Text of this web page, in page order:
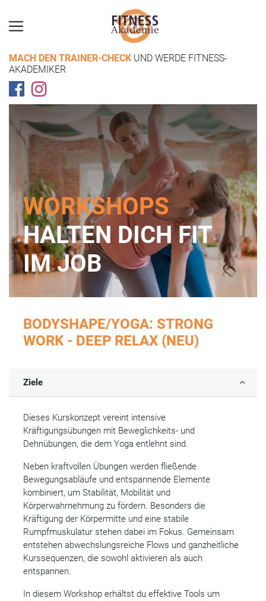
MACH DEN TRAINER-CHECK UND WERDE FITNESS-
AKADEMIKER
WORK­SHOPS
HALTEN DICH FIT
IM JOB
BODYSHAPE/YOGA: STRONG
WORK - DEEP RELAX (NEU)
Ziele
Dieses Kurskonzept vereint intensive
Kräftigungsübungen mit Beweglichkeits- und
Dehnübungen, die dem Yoga entlehnt sind.
Neben kraftvollen Übungen werden fließende
Bewegungsabläufe und entspannende Elemente
kombiniert, um Stabilität, Mobilität und
Körperwahrnehmung zu fördern. Besonders die
Kräftigung der Körpermitte und eine stabile
Rumpfmuskulatur stehen dabei im Fokus. Gemeinsam
entstehen abwechslungsreiche Flows und ganzheitliche
Kurssequenzen, die sowohl aktivieren als auch
entspannen.
In diesem Workshop erhältst du effektive Tools um